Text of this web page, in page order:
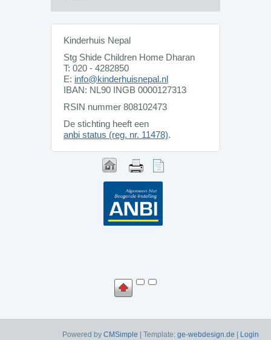
Kinderhuis Nepal
Stg Shide Children Home Dharan
T: 020 - 4282850
E: info@kinderhuisnepal.nl
IBAN: NL90 INGB 0000127313
RSIN nummer 808102473
De stichting heeft een
anbi status (reg. nr. 11478).
Powered by CMSimple | Template: ge-webdesign.de Login